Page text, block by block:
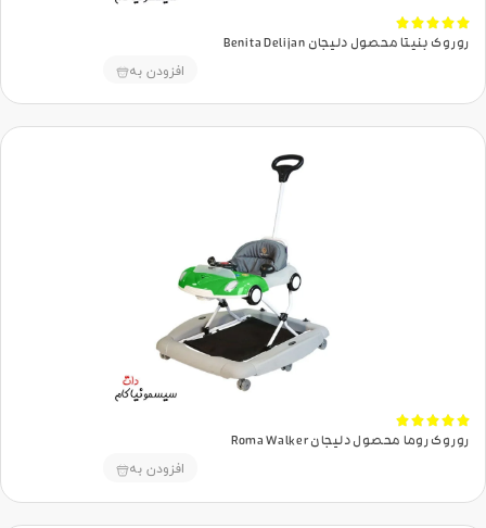





روروک بنیتا محصول دلیجان Benita Delijan
افزودن به





روروک روما محصول دلیجان Roma Walker
افزودن به